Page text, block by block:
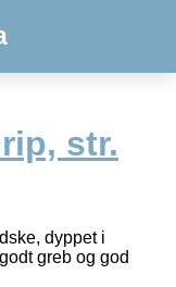
str.
dyppet i
greb og god